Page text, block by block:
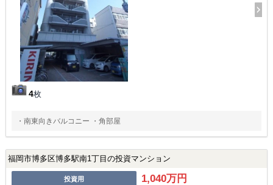
4枚
・南東向きバルコニー ・角部屋
福岡市博多区博多駅南1丁目の投資マンション
投資用 1,040万円